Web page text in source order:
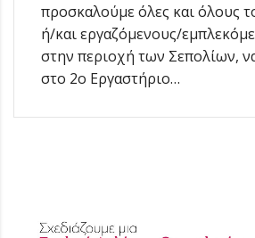
προσκαλούμε όλες και όλους
ή/και εργαζόμενους/
στην περιοχή των Σεπολίων,
στο 2ο Εργαστήριο…